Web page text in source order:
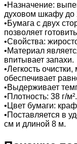
•Назначение:
духовом шкафу до
•Бумага с двух
позволяет
•Свойства:
•Материал
впитывает запахи.
•Легкость
обеспечивает
•Выдерживает
•Плотность: 38 г/м².
•Цвет бумаги:
•Поставляется в
см и длиной 8 м.